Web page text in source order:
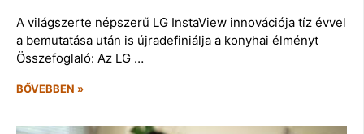
A világszerte népszerű LG InstaView innovációja tíz évvel
a bemutatása után is újradefiniálja a konyhai élményt
Összefoglaló: Az LG …
BŐVEBBEN »